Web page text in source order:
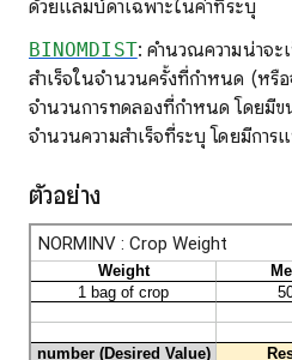
ด้วยแลมบ์ดาเฉพาะในค่าที่ระบุ
BINOMDIST: คำนวณความน่าจะ
สำเร็จในจำนวนครั้งที่กำหนด (หรือ
จำนวนการทดลองที่กำหนด โดยมี
จำนวนความสำเร็จที่ระบุ โดยมีกา
ตัวอย่าง